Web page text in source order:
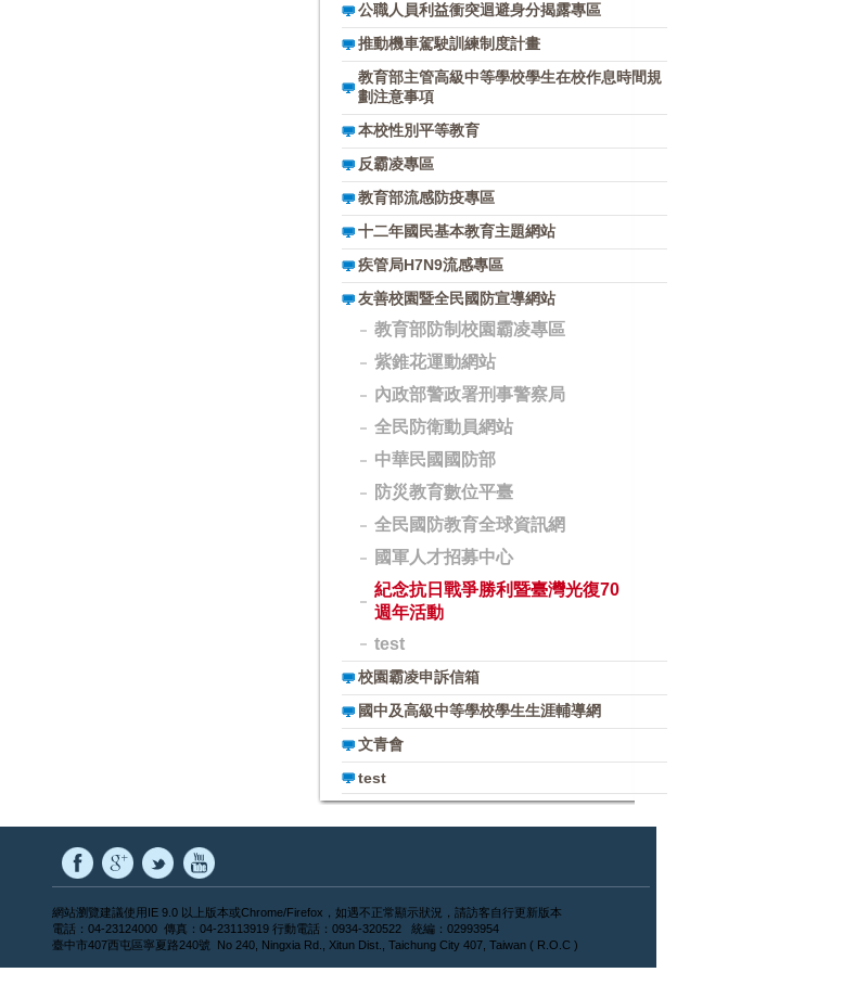
公職人員利益衝突迴避身分揭露專區
推動機車駕駛訓練制度計畫
教育部主管高級中等學校學生在校作息時間規
劃注意事項
本校性別平等教育
反霸凌專區
教育部流感防疫專區
十二年國民基本教育主題網站
疾管局H7N9流感專區
友善校園暨全民國防宣導網站
教育部防制校園霸凌專區
紫錐花運動網站
內政部警政署刑事警察局
全民防衛動員網站
中華民國國防部
防災教育數位平臺
全民國防教育全球資訊網
國軍人才招募中心
紀念抗日戰爭勝利暨臺灣光復70
週年活動
test
校園霸凌申訴信箱
國中及高級中等學校學生生涯輔導網
文青會
test
網站瀏覽建議使用IE 9.0 以上版本或Chrome/Firefox，如遇不正常顯示狀況，請訪客自行更新版本
電話：04-23124000 傳真：04-23113919 行動電話：0934-320522 統編：02993954
臺中市407西屯區寧夏路240號 No 240, Ningxia Rd., Xitun Dist., Taichung City 407, Taiwan ( R.O.C )